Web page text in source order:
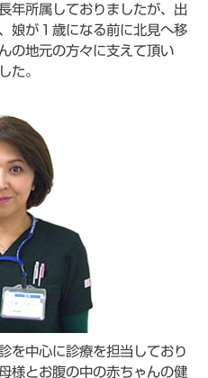
年所属しておりましたが、出
娘が１歳になる前に北見へ移
の地元の方々に支えて頂い
た。
を中心に診療を担当しており
様とお腹の中の赤ちゃんの健